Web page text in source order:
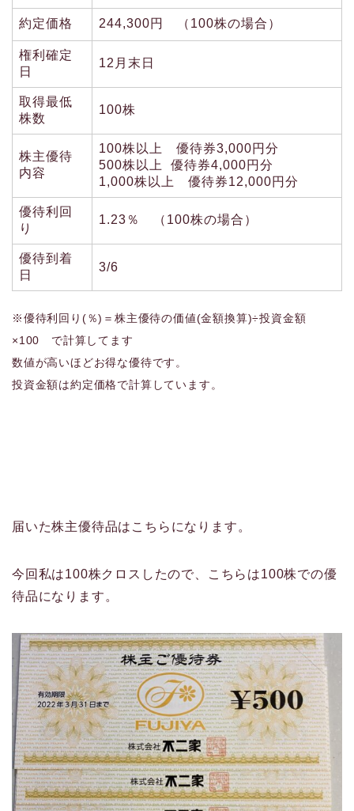
約定価格 244,300円 （100株の場合）
権利確定
日
12月末日
取得最低
株数
100株
株主優待
内容
100株以上 優待券3,000円分
500株以上 優待券4,000円分
1,000株以上 優待券12,000円分
優待利回
り
1.23％ （100株の場合）
優待到着
日
3/6
※優待利回り(％)＝株主優待の価値(金額換算)÷投資金額
×100 で計算してます
数値が高いほどお得な優待です。
投資金額は約定価格で計算しています。
届いた株主優待品はこちらになります。
今回私は100株クロスしたので、こちらは100株での優
待品になります。